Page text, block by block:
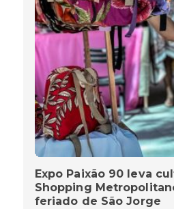
Expo Paixão 90 leva
Shopping
feriado de São Jorge